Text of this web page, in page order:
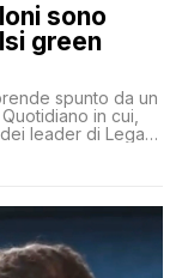
sono
green
spunto da un
in cui,
leader di Lega e